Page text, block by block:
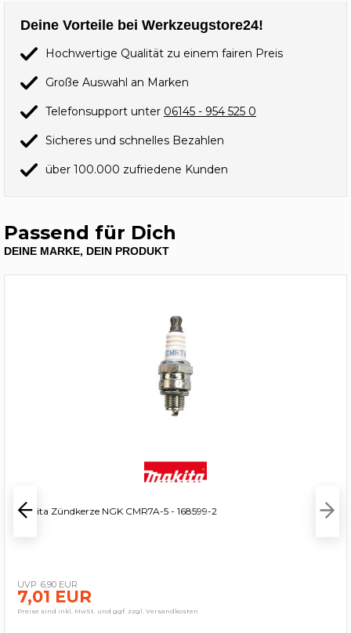
Deine Vorteile bei Werkzeugstore24!
Hochwertige Qualität zu einem fairen Preis
Große Auswahl an Marken
Telefonsupport unter 06145 - 954 525 0
Sicheres und schnelles Bezahlen
über 100.000 zufriedene Kunden
Passend für Dich
DEINE MARKE, DEIN PRODUKT
Makita Zündkerze NGK CMR7A-5 - 168599-2
6,90 EUR
7,01 EUR
Preise sind inkl. MwSt. und ggf. zzgl. Versandkosten